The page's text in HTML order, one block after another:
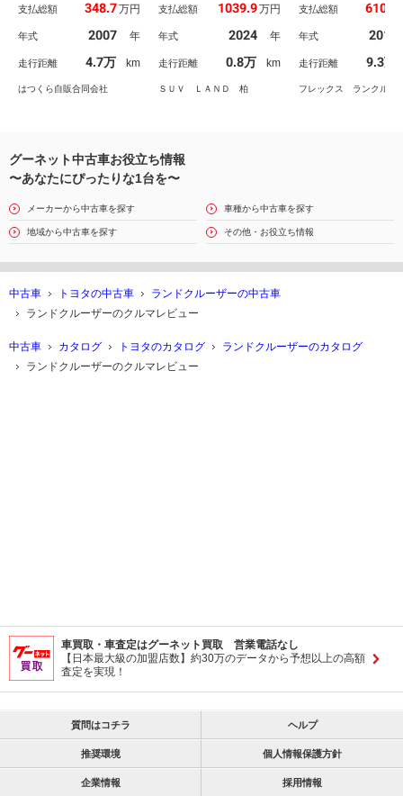
Ｃ フロント＆サイド＆
ージュレザーシート パ
ワーシート シートヒー
ター ドライブレコーダ
ー ブラックルーフレー
支払総額 348.7万円
年式 2007 年
走行距離 4.7万 km
はつくら自販合同会社
トモニター レーダーク
ワーバックドア 全中列
シートヒーター 全中列
シートクーラー ＥＴＣ
支払総額 1039.9万円
年式 2024 年
走行距離 0.8万 km
ＳＵＶ ＬＡＮＤ 柏
ヘッドレストモニタ
ダー・【新品】ジオ
ダー Ｘ－ＣＶ・ト
マルチオペレーショ
ッチ
支払総額 610.6
年式 2016
走行距離 9.3万
フレックス ランクル宇
グーネット中古車お役立ち情報
〜あなたにぴったりな1台を〜
メーカーから中古車を探す 車種から中古車を探す
地域から中古車を探す その他・お役立ち情報
中古車 トヨタの中古車
ランドクルーザーの中古車
ランドクルーザーのクルマレビュー
中古車 カタログ トヨタのカタログ
ランドクルーザーのカタログ
ランドクルーザーのクルマレビュー
車買取・車査定はグーネット買取 営業電話なし
【日本最大級の加盟店数】約30万のデータから予想以上の高額
査定を実現！
質問はコチラ ヘルプ
推奨環境 個人情報保護方針
企業情報 採用情報